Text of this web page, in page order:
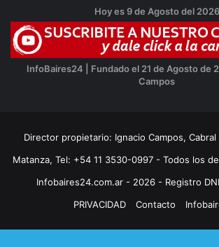
Hoy es 9 de Agosto del 2026
InfoBaires24 | Fundado el 21 de Agosto de
Campos
Director propietario: Ignacio Campos, Cabral
Matanza, Tel: +54 11 3530-0997 - Todos los
Infobaires24.com.ar - 2026 - Registro
PRIVACIDAD
Contacto